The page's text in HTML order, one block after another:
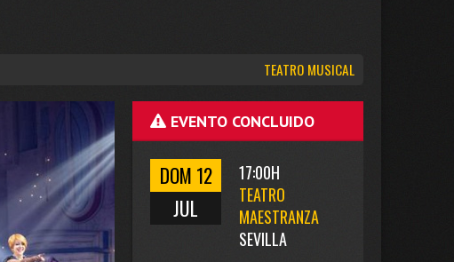
TEATRO MUSICAL
EVENTO CONCLUIDO
DOM 12
JUL
17:00H
TEATRO
MAESTRANZA
SEVILLA